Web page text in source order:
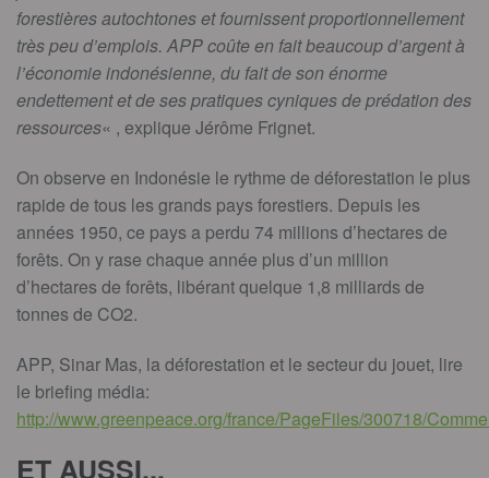
forestières autochtones et fournissent proportionnellement
très peu d’emplois. APP coûte en fait beaucoup d’argent à
l’économie indonésienne, du fait de son énorme
endettement et de ses pratiques cyniques de prédation des
ressources« , explique Jérôme Frignet.
On observe en Indonésie le rythme de déforestation le plus
rapide de tous les grands pays forestiers. Depuis les
années 1950, ce pays a perdu 74 millions d’hectares de
forêts. On y rase chaque année plus d’un million
d’hectares de forêts, libérant quelque 1,8 milliards de
tonnes de CO2.
APP, Sinar Mas, la déforestation et le secteur du jouet, lire
le briefing média:
http://www.greenpeace.org/france/PageFiles/300718/
ET AUSSI...